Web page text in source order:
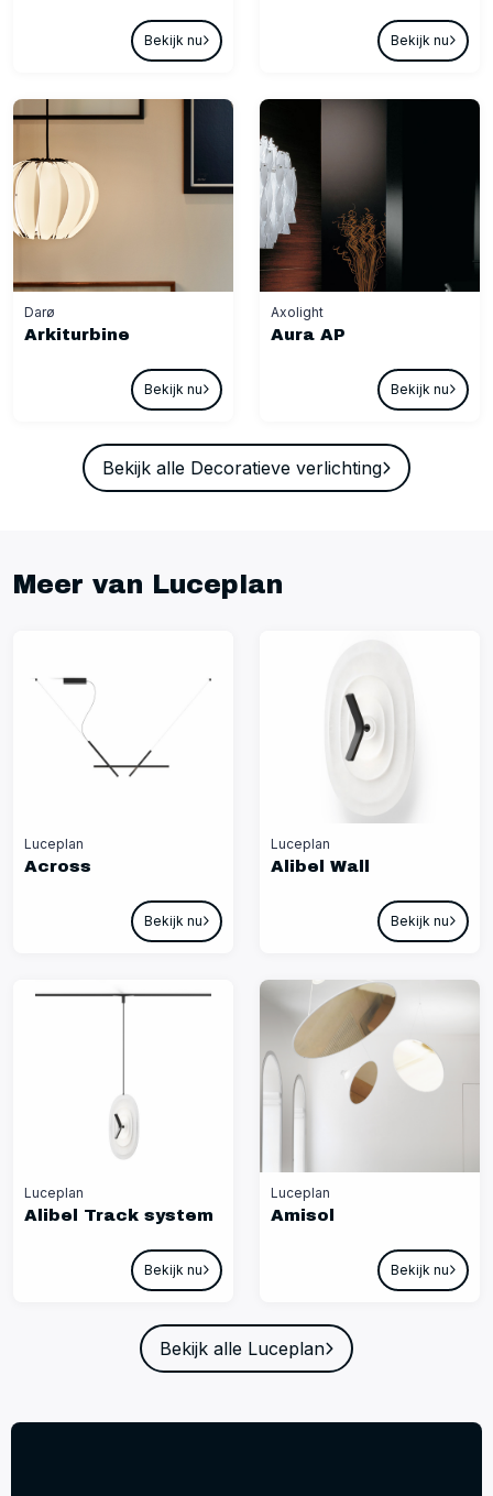
Bekijk nu Bekijk nu
Darø
Arkiturbine
Bekijk nu
Axolight
Aura AP
Bekijk nu
Bekijk alle Decoratieve verlichting
Meer van Luceplan
Luceplan
Across
Bekijk nu
Luceplan
Alibel Wall
Bekijk nu
Luceplan
Alibel Track system
Bekijk nu
Luceplan
Amisol
Bekijk nu
Bekijk alle Luceplan